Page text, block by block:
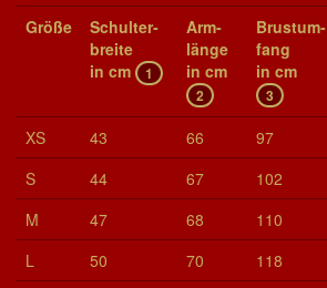
Größe
Schul­ter­
brei­te
in cm
1
Arm­
länge
in cm
2
Brust­um­
fang
in cm
3
XS 43 66 97
S
44 67 102
M
47 68 110
L
50 70 118